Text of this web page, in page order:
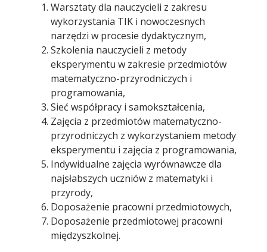
Warsztaty dla nauczycieli z zakresu
wykorzystania TIK i nowoczesnych
narzędzi w procesie dydaktycznym,
Szkolenia nauczycieli z metody
eksperymentu w zakresie przedmiotów
matematyczno-przyrodniczych i
programowania,
Sieć współpracy i samokształcenia,
Zajęcia z przedmiotów matematyczno-
przyrodniczych z wykorzystaniem metody
eksperymentu i zajęcia z programowania,
Indywidualne zajęcia wyrównawcze dla
najsłabszych uczniów z matematyki i
przyrody,
Doposażenie pracowni przedmiotowych,
Doposażenie przedmiotowej pracowni
międzyszkolnej.